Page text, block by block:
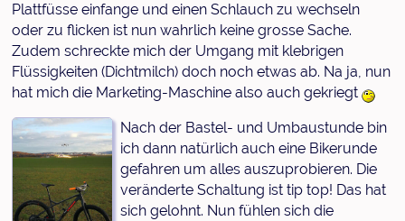
Plattfüsse einfange und einen Schlauch zu wechseln
oder zu flicken ist nun wahrlich keine grosse Sache.
Zudem schreckte mich der Umgang mit klebrigen
Flüssigkeiten (Dichtmilch) doch noch etwas ab. Na ja, nun
hat mich die Marketing-Maschine also auch gekriegt
Nach der Bastel- und Umbaustunde bin
ich dann natürlich auch eine Bikerunde
gefahren um alles auszuprobieren. Die
veränderte Schaltung ist tip top! Das hat
sich gelohnt. Nun fühlen sich die